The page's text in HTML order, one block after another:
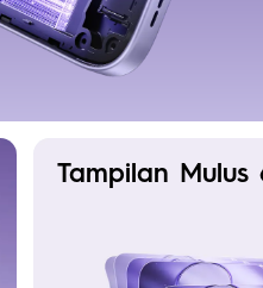
Tampilan Mulus